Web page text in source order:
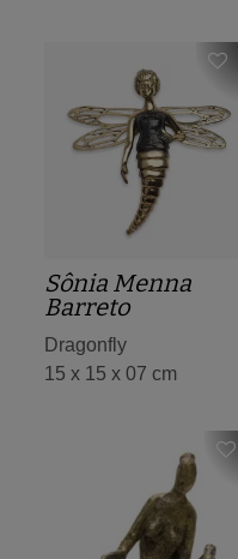
Sônia Menna
Barreto
Dragonfly
15 x 15 x 07 cm